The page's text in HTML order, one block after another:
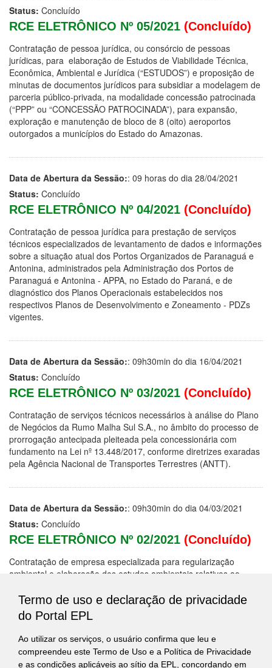
Status: Concluído
RCE ELETRÔNICO Nº 05/2021 (Concluído)
Contratação de pessoa jurídica, ou consórcio de pessoas
jurídicas, para elaboração de Estudos de Viabilidade Técnica,
Econômica, Ambiental e Jurídica (“ESTUDOS”) e proposição de
minutas de documentos jurídicos para subsidiar a modelagem de
parceria público-privada, na modalidade concessão patrocinada
(“PPP” ou “CONCESSÃO PATROCINADA”), para expansão,
exploração e manutenção de bloco de 8 (oito) aeroportos
outorgados a municípios do Estado do Amazonas.
Data de Abertura da Sessão:: 09 horas do dia 28/04/2021
Status: Concluído
RCE ELETRÔNICO Nº 04/2021 (Concluído)
Contratação de pessoa jurídica para prestação de serviços
técnicos especializados de levantamento de dados e informações
sobre a situação atual dos Portos Organizados de Paranaguá e
Antonina, administrados pela Administração dos Portos de
Paranaguá e Antonina - APPA, no Estado do Paraná, e de
diagnóstico dos Planos Operacionais estabelecidos nos
respectivos Planos de Desenvolvimento e Zoneamento - PDZs
vigentes.
Data de Abertura da Sessão:: 09h30min do dia 16/04/2021
Status: Concluído
RCE ELETRÔNICO Nº 03/2021 (Concluído)
Contratação de serviços técnicos necessários à análise do Plano
de Negócios da Rumo Malha Sul S.A., no âmbito do processo de
prorrogação antecipada pleiteada pela concessionária com
fundamento na Lei nº 13.448/2017, conforme diretrizes exaradas
pela Agência Nacional de Transportes Terrestres (ANTT).
Data de Abertura da Sessão:: 09h30min do dia 04/03/2021
Status: Concluído
RCE ELETRÔNICO Nº 02/2021 (Concluído)
Contratação de empresa especializada para regularização
ambiental e elaboração dos estudos ambientais relativos ao
com 114,5 km para fins de obtenção de Licença de Instalação e
autorizações específicas.
15 registros encontrados. Mostrando de 1 a 10
Termo de uso e declaração de privacidade
do Portal EPL
Ao utilizar os serviços, o usuário confirma que leu e
compreendeu este Termo de Uso e a Política de Privacidade
e as condições aplicáveis ao sítio da EPL, concordando em